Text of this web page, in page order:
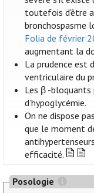
toutefois d'être
bronchospasme
Folia de février
augmentant la
La prudence est
ventriculaire du
Les β -bloquants
d’hypoglycémie.
On ne dispose
que le moment
efficacité.
Posologie